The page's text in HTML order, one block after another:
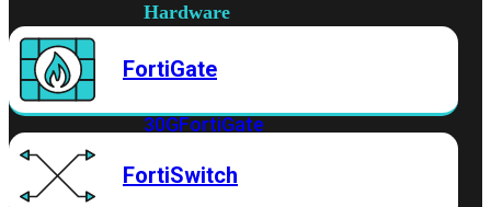
Hardware
Instapmodellen
30GFortiGate
40FFortiGate
50GFortiGate
FortiGate
FortiSwitch